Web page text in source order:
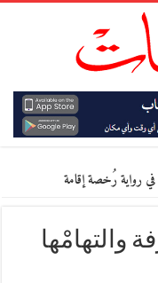
في رواية رُخصة إقامة
والتهامْها